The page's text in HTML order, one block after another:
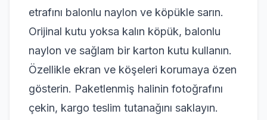
etrafını balonlu naylon ve köpükle sarın.
Orijinal kutu yoksa kalın köpük, balonlu
naylon ve sağlam bir karton kutu kullanın.
Özellikle ekran ve köşeleri korumaya özen
gösterin. Paketlenmiş halinin fotoğrafını
çekin, kargo teslim tutanağını saklayın.